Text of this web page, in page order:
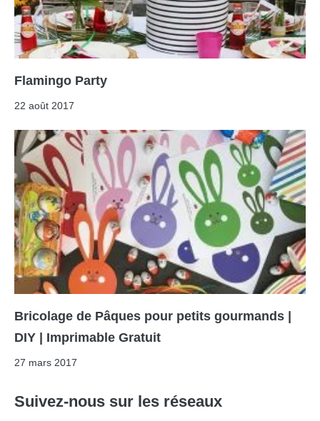
Flamingo Party
22 août 2017
Bricolage de Pâques pour petits gourmands |
DIY | Imprimable Gratuit
27 mars 2017
Suivez-nous sur les réseaux